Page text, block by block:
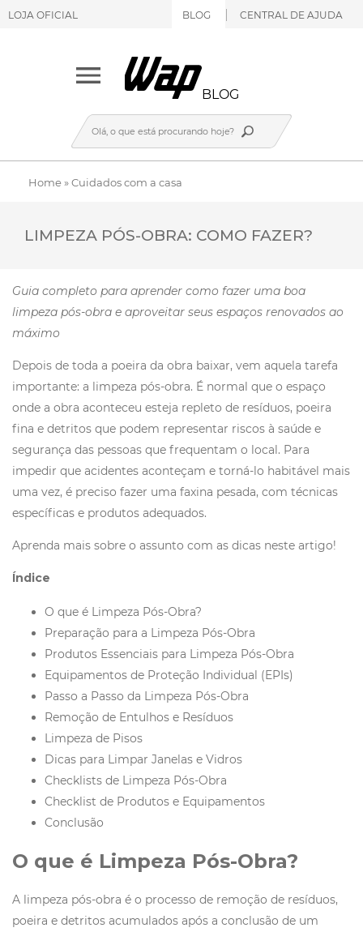
LOJA OFICIAL BLOG CENTRAL DE AJUDA
BLOG
Home»Cuidados com a casa
LIMPEZA PÓS-OBRA: COMO FAZER?
Guia completo para aprender como fazer uma boa
limpeza pós-obra e aproveitar seus espaços renovados ao
máximo
Depois de toda a poeira da obra baixar, vem aquela tarefa
importante: a limpeza pós-obra. É normal que o espaço
onde a obra aconteceu esteja repleto de resíduos, poeira
fina e detritos que podem representar riscos à saúde e
segurança das pessoas que frequentam o local. Para
impedir que acidentes aconteçam e torná-lo habitável mais
uma vez, é preciso fazer uma faxina pesada, com técnicas
específicas e produtos adequados.
Aprenda mais sobre o assunto com as dicas neste artigo!
Índice
O que é Limpeza Pós-Obra?
Preparação para a Limpeza Pós-Obra
Produtos Essenciais para Limpeza Pós-Obra
Equipamentos de Proteção Individual (EPIs)
Passo a Passo da Limpeza Pós-Obra
Remoção de Entulhos e Resíduos
Limpeza de Pisos
Dicas para Limpar Janelas e Vidros
Checklists de Limpeza Pós-Obra
Checklist de Produtos e Equipamentos
Conclusão
O que é Limpeza Pós-Obra?
A limpeza pós-obra é o processo de remoção de resíduos,
poeira e detritos acumulados após a conclusão de um